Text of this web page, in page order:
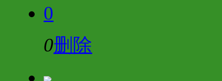
0
0删除